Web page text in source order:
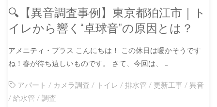
🔍【異音調査事例】東京都狛江市｜ト
イレから響く“卓球音”の原因とは？
アメニティ・プラス こんにちは！ この休日は暖かそうです
ね！春が待ち遠しいものです。 さて、今回は、 …
アパート / カメラ調査 / トイレ /排水管 / 更新工事 /異音
/給水管 /調査